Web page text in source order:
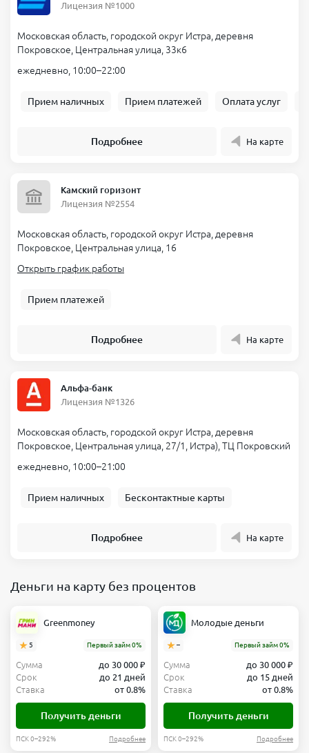
Лицензия №1000
Московская область, городской округ Истра, деревня
Покровское, Центральная улица, 33к6
ежедневно, 10:00–22:00
Прием наличных Прием платежей Оплата услуг
Подробнее На карте
Камский горизонт
Лицензия №2554
Московская область, городской округ Истра, деревня
Покровское, Центральная улица, 16
Открыть график работы
Прием платежей
Подробнее На карте
Альфа-банк
Лицензия №1326
Московская область, городской округ Истра, деревня
Покровское, Центральная улица, 27/1, Истра), ТЦ Покровский
ежедневно, 10:00–21:00
Прием наличных Бесконтактные карты
Подробнее На карте
Деньги на карту без процентов
Greenmoney
5 Первый займ 0%
Сумма
до 30 000 ₽
Срок
до 21 дней
Ставка
от 0.8%
Получить деньги
ПСК 0–292% Подробнее
Молодые деньги
– Первый займ 0%
Сумма
до 30 000 ₽
Срок
до 15 дней
Ставка
от 0.8%
Получить деньги
ПСК 0–292% Подробнее